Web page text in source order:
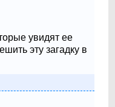
увидят ее
эту загадку в